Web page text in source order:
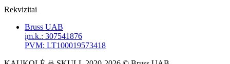
Rekvizitai
Bruss UAB
įm.k.: 307541876
PVM: LT100019573418